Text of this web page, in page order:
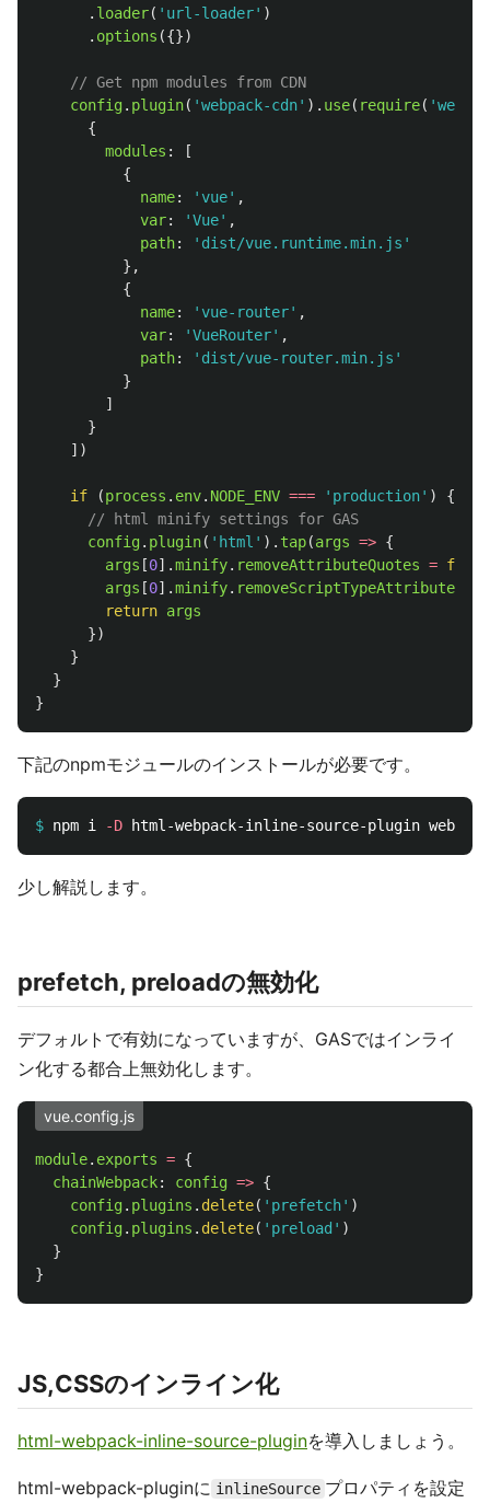
. loader( ' url-loader' )
. options ({})
// Get npm modules from CDN
config. plugin( 'webpack-cdn' ). use( require( '
{
modules :
[
{
name: ' vue' ,
var: 'Vue' ,
path: ' dist/vue.runtime.min.js '
},
{
name: ' vue-router' ,
var: 'VueRouter' ,
path: ' dist/vue-router.min.js '
}
]
}
])
if (process . env. NODE_ENV === ' production' )
{
// html minify settings for GAS
config. plugin( ' html ' ). tap(args => {
args [0].minify. removeAttributeQuotes = false
args [0].minify. removeScriptTypeAttributes
return args
})
}
}
}
下記のnpmモジュールのインストールが必要です。
$ npm i -D
少し解説します。
prefetch, preloadの無効化
デフォルトで有効になっていますが、GASではインライ
ン化する都合上無効化します。
vue.config.js
module. exports = {
chainWebpack: config => {
config. plugins . delete( ' prefetch' )
config. plugins . delete( ' preload ' )
}
}
JS,CSSのインライン化
html-webpack-inline-source-pluginを導入しましょう。
html-webpack-pluginに inlineSource プロパティを設定